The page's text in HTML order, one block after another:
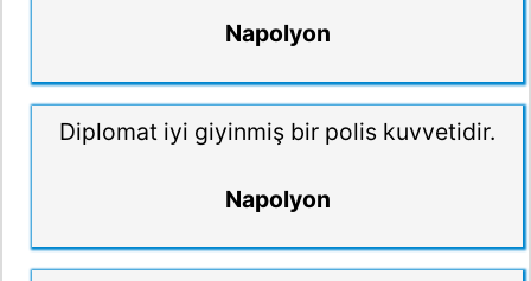
Napolyon
Diplomat iyi giyinmiş bir polis kuvvetidir.
Napolyon